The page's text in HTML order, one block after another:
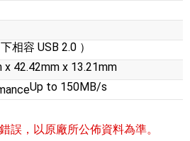
相容 USB 2.0 ）
x 42.42mm x 13.21mm
Up to 150MB/s
誤，以原廠所公佈資料為準。